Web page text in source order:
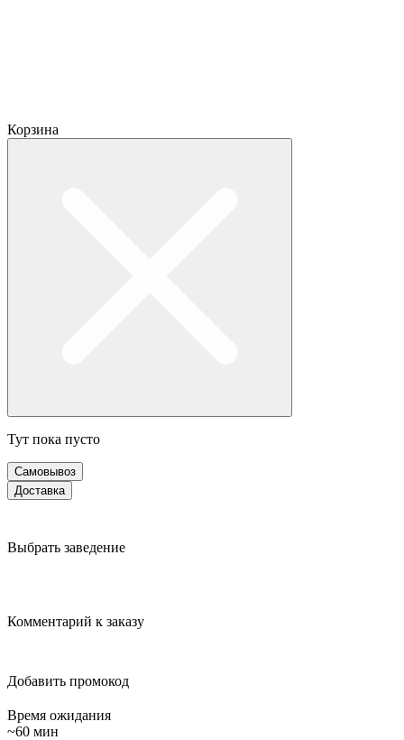
Корзина
Тут пока пусто
Самовывоз
Доставка
Выбрать заведение
Комментарий к заказу
Добавить промокод
Время ожидания
~60 мин